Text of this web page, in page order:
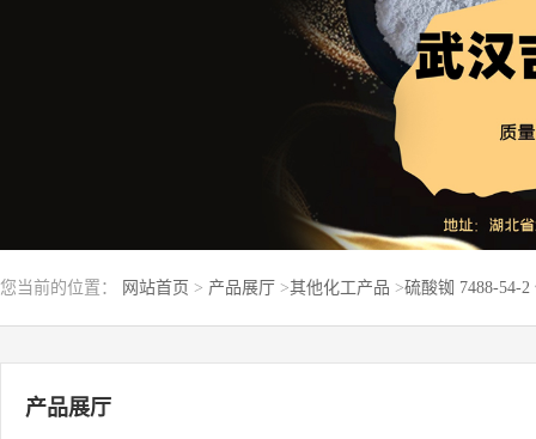
您当前的位置： 网站首页 > 产品展厅 >其他化工产品 >硫酸铷 7488-54-2
产品展厅